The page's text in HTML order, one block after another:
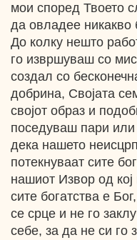
мои според Твоето
да овладее никакво
До колку нешто
го извршуваш со
создал со
добрина, Својата
својот образ и
поседуваш пари или
дека нашето
потекнуваат сите
нашиот Извор од кој
сите богатства е
се срце и не го
себе, за да не си го